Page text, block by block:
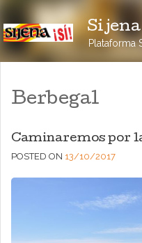
Plataforma
Berbegal
Caminaremos por
POSTED ON 13/10/2017